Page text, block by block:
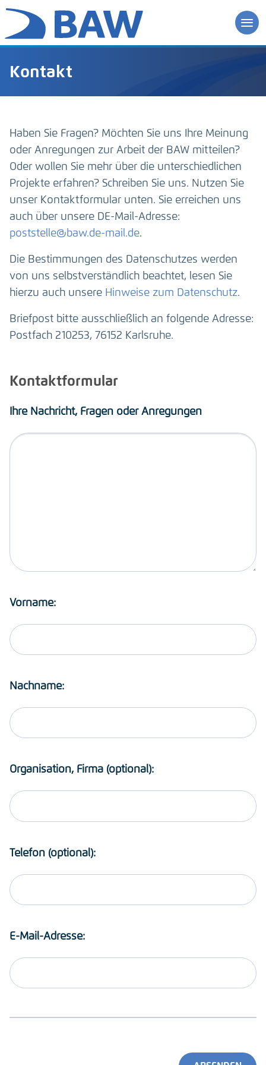
Kontakt
Haben Sie Fragen? Möchten Sie uns Ihre Meinung
oder Anregungen zur Arbeit der BAW mitteilen?
Oder wollen Sie mehr über die unterschiedlichen
Projekte erfahren? Schreiben Sie uns. Nutzen Sie
unser Kontaktformular unten. Sie erreichen uns
auch über unsere DE-Mail-Adresse:
poststelle@baw.de-mail.de.
Die Bestimmungen des Datenschutzes werden
von uns selbstverständlich beachtet, lesen Sie
hierzu auch unsere Hinweise zum Datenschutz.
Briefpost bitte ausschließlich an folgende Adresse:
Postfach 210253, 76152 Karlsruhe.
Kontaktformular
Ihre Nachricht, Fragen oder Anregungen
Vorname:
Nachname:
Organisation, Firma (optional):
Telefon (optional):
E-Mail-Adresse: